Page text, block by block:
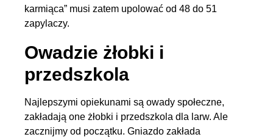
karmiąca” musi zatem upolować od 48 do 51
zapylaczy.
Owadzie żłobki i
przedszkola
Najlepszymi opiekunami są owady społeczne,
zakładają one żłobki i przedszkola dla larw. Ale
zacznijmy od początku. Gniazdo zakłada